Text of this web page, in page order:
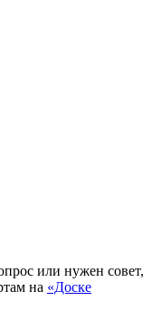
или нужен совет,
на «Доске